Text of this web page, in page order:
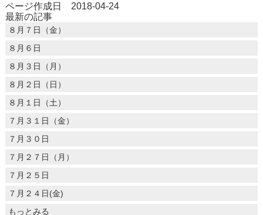
ページ作成日 2018-04-24
最新の記事
８月７日（金）
８月６日
８月３日（月）
８月２日（日）
８月１日（土）
７月３１日（金）
７月３０日
７月２７日（月）
７月２５日
７月２４日(金)
もっとみる